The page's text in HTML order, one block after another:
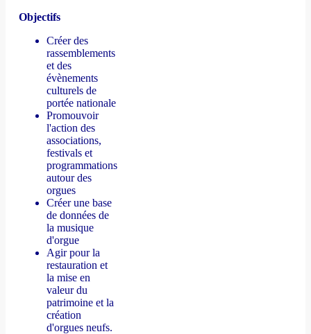
Objectifs
Créer des
rassemblements
et des
évènements
culturels de
portée nationale
Promouvoir
l'action des
associations,
festivals et
programmations
autour des
orgues
Créer une base
de données de
la musique
d'orgue
Agir pour la
restauration et
la mise en
valeur du
patrimoine et la
création
d'orgues neufs.